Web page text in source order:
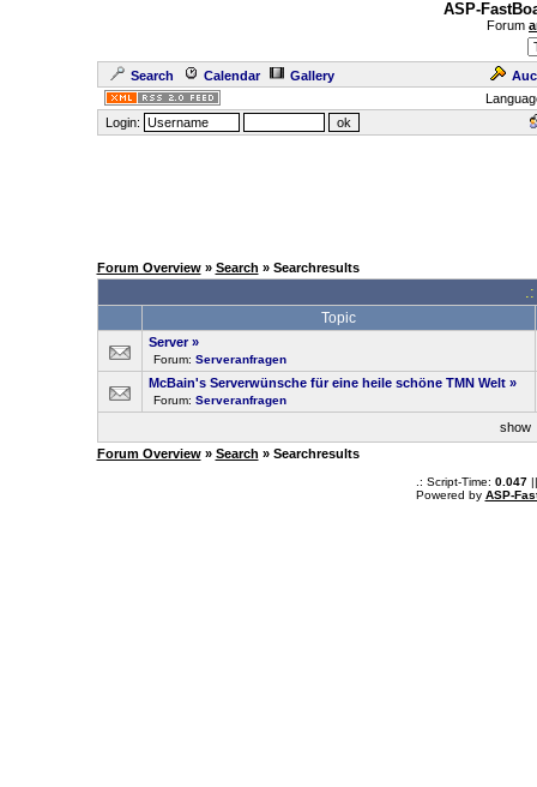
ASP-
Forum
Search Calendar Gallery
Login:
Forum Overview» Search » Searchresults
Topic
Server »
Forum: Serveranfragen
McBain's Serverwünsche für eine heile schöne TMN Welt »
Forum: Serveranfragen
show
Forum Overview» Search » Searchresults
.: Script-Time: 0.047||
Powered by ASP-